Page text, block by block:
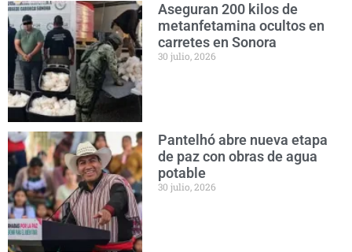
Aseguran 200 kilos de
metanfetamina ocultos en
carretes en Sonora
30 julio, 2026
Pantelhó abre nueva etapa
de paz con obras de agua
potable
30 julio, 2026